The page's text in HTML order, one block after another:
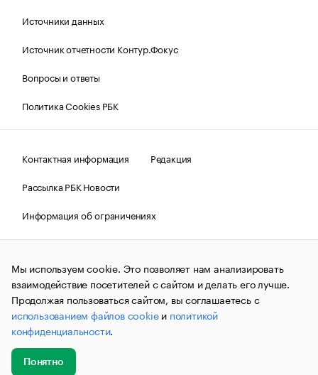
Источники данных
Источник отчетности Контур.Фокус
Вопросы и ответы
Политика Cookies РБК
Контактная информация
Редакция
Рассылка РБК Новости
Информация об ограничениях
Правовая информация
О соблюдении авторских прав
© АО «РОСБИЗНЕСКОНСАЛТИНГ»,1995–2026.Сообщения
и материалы информационного агентства «РБК»
(зарегистрировано Федеральной службой по надзору в сфере
связи, информационных технологий и массовых
коммуникаций (Роскомнадзор) 09.12.2015 за номером ИА
№ФС77-63848) сопровождаются пометкой «РБК». Отдельные
публикации могут содержать информацию,
не предназначенную для пользователей
до 18 лет.
Мы используем cookie. Это позволяет нам анализировать
взаимодействие посетителей с сайтом и делать его лучше.
Продолжая пользоваться сайтом, вы соглашаетесь с
использованием файлов cookieи политикой
конфиденциальности.
Понятно